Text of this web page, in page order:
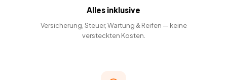
Alles inklusive
Versicherung, Steuer, Wartung & Reifen — keine
versteckten Kosten.